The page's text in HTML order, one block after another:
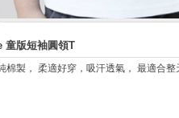
童版短袖圓領T
棉製， 柔適好穿，吸汗透氣， 最適合